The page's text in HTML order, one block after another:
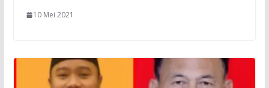
10 Mei 2021